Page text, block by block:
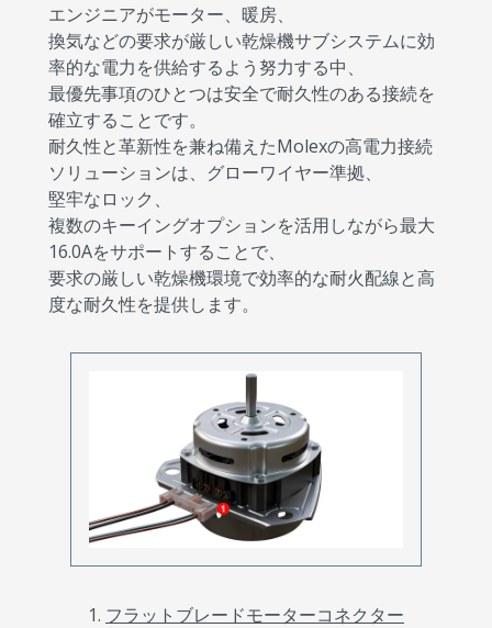
エンジニアがモーター、暖房、
換気などの要求が厳しい乾燥機サブシステムに効
率的な電力を供給するよう努力する中、
最優先事項のひとつは安全で耐久性のある接続を
確立することです。
耐久性と革新性を兼ね備えたMolexの高電力接続
ソリューションは、グローワイヤー準拠、
堅牢なロック、
複数のキーイングオプションを活用しながら最大
16.0Aをサポートすることで、
要求の厳しい乾燥機環境で効率的な耐火配線と高
度な耐久性を提供します。
フラットブレードモーターコネクター